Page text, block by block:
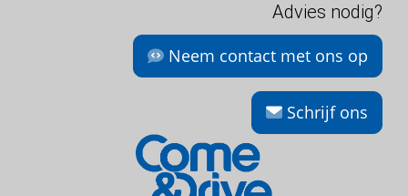
Advies nodig?
Neem contact met ons op
Schrijf ons